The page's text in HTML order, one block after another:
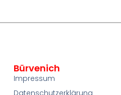
Bürvenich
Impressum